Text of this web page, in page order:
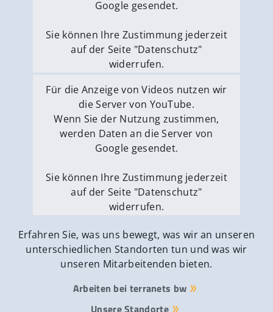
Google gesendet.
Sie können Ihre Zustimmung jederzeit
auf der Seite "Datenschutz"
widerrufen.
Externe Medien erlauben
Für die Anzeige von Videos nutzen wir
die Server von YouTube.
Wenn Sie der Nutzung zustimmen,
werden Daten an die Server von
Google gesendet.
Sie können Ihre Zustimmung jederzeit
auf der Seite "Datenschutz"
widerrufen.
Externe Medien erlauben
Erfahren Sie, was uns bewegt, was wir an unseren
unterschiedlichen Standorten tun und was wir
unseren Mitarbeitenden bieten.
Arbeiten bei terranets bw
Unsere Standorte